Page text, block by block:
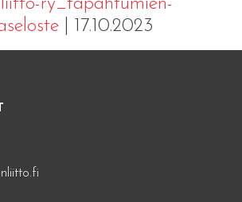
ry_tapahtumien-
| 17.10.2023